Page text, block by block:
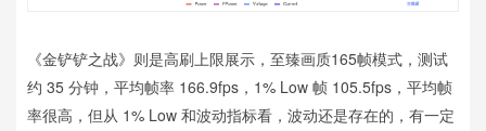
《金铲铲之战》则是高刷上限展示，至臻画质165帧模式，测试
约 35 分钟，平均帧率 166.9fps，1% Low 帧 105.5fps，平均帧
率很高，但从 1% Low 和波动指标看，波动还是存在的，有一定